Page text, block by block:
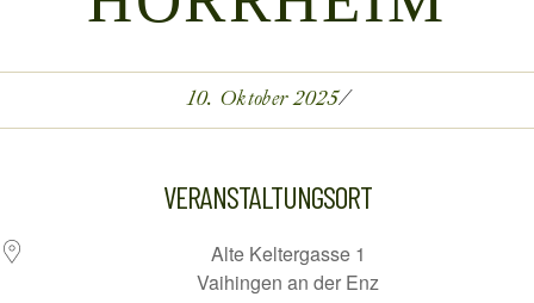
10. Oktober 2025
VERANSTALTUNGSORT
Alte Keltergasse 1
Vaihingen an der Enz